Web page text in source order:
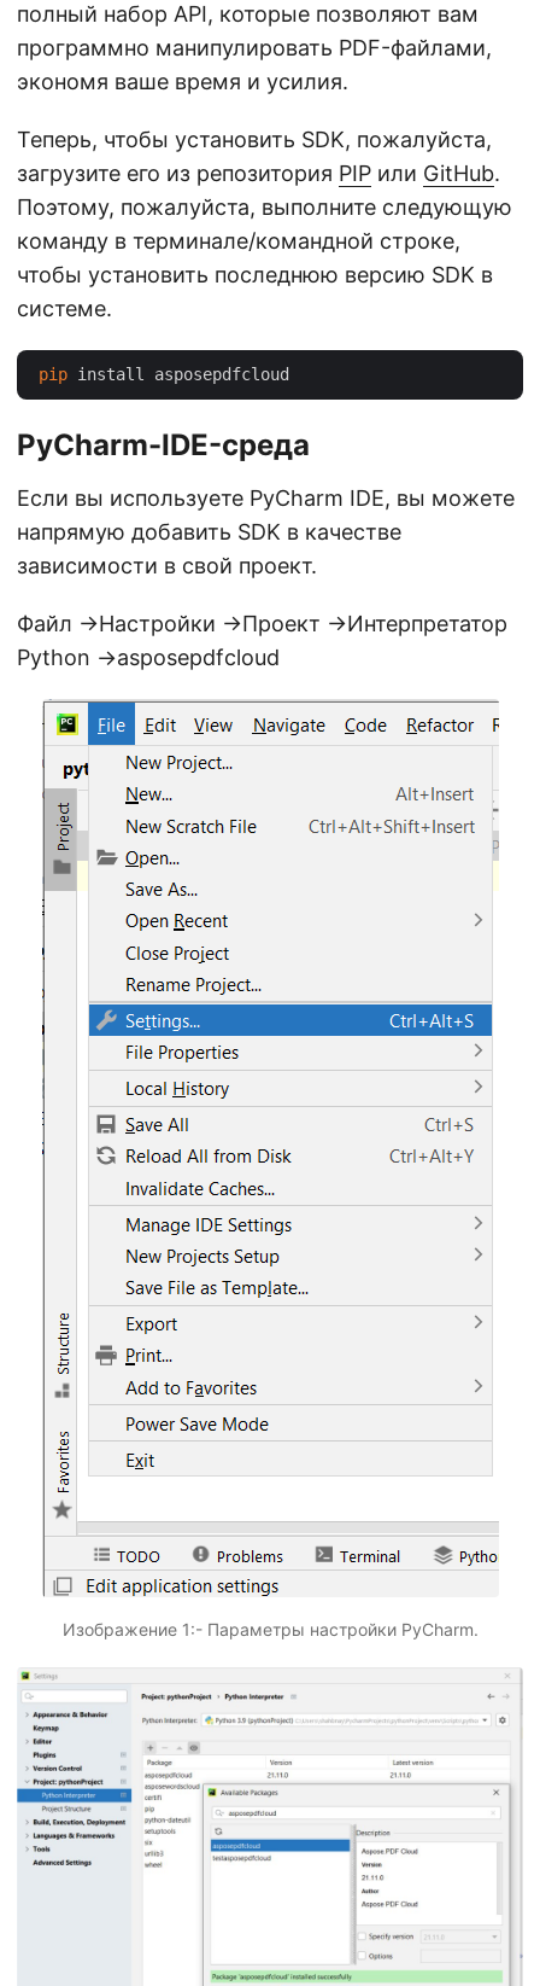
полный набор API, которые позволяют вам
программно манипулировать PDF-файлами,
экономя ваше время и усилия.
Теперь, чтобы установить SDK, пожалуйста,
загрузите его из репозитория PIP или GitHub.
Поэтому, пожалуйста, выполните следующую
команду в терминале/командной строке,
чтобы установить последнюю версию SDK в
системе.
pip
PyCharm-IDE-среда
Если вы используете PyCharm IDE, вы можете
напрямую добавить SDK в качестве
зависимости в свой проект.
Файл ->Настройки ->Проект ->Интерпретатор
Python ->asposepdfcloud
Изображение 1:- Параметры настройки PyCharm.